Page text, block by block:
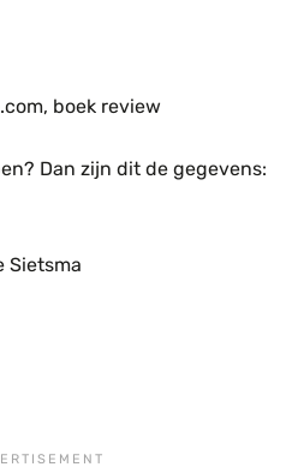
Dan zijn dit de gegevens:
Sietsma